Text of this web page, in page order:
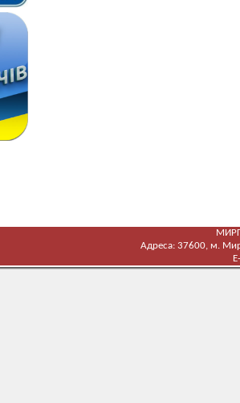
Адреса: 37600, м.